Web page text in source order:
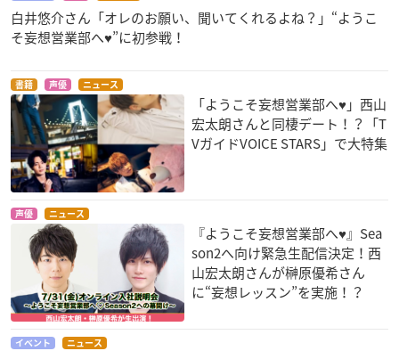
白井悠介さん「オレのお願い、聞いてくれるよね？」“ようこ
そ妄想営業部へ♥”に初参戦！
書籍 声優 ニュース
「ようこそ妄想営業部へ♥」西山
宏太朗さんと同棲デート！？「T
VガイドVOICE STARS」で大特集
声優 ニュース
『ようこそ妄想営業部へ♥』Sea
son2へ向け緊急生配信決定！西
山宏太朗さんが榊原優希さん
に“妄想レッスン”を実施！？
イベント ニュース